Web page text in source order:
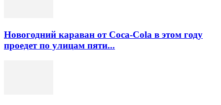
Новогодний караван от Coca-Cola в этом году
проедет по улицам пяти...